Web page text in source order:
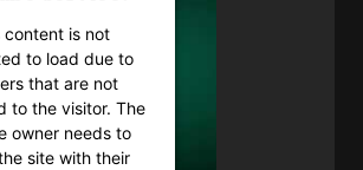
content is not
to load due to
that are not
to the visitor. The
owner needs to
site with their